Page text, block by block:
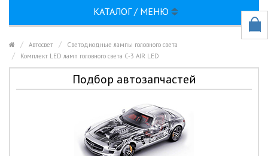
КАТАЛОГ / МЕНЮ
Автосвет
Светодиодные лампы головного света
Комплект LED ламп головного света C-3 AIR LED
Подбор автозапчастей